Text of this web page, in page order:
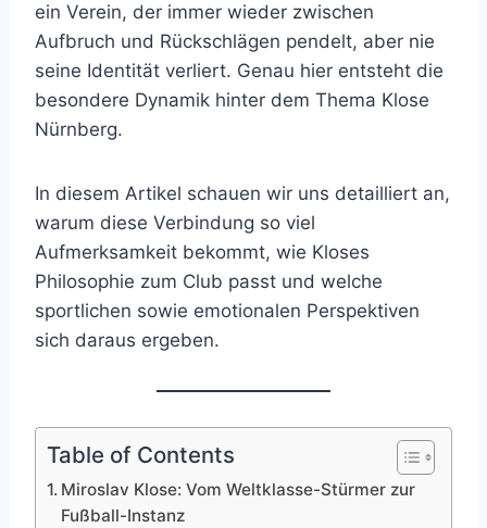
ein Verein, der immer wieder zwischen
Aufbruch und Rückschlägen pendelt, aber nie
seine Identität verliert. Genau hier entsteht die
besondere Dynamik hinter dem Thema Klose
Nürnberg.
In diesem Artikel schauen wir uns detailliert an,
warum diese Verbindung so viel
Aufmerksamkeit bekommt, wie Kloses
Philosophie zum Club passt und welche
sportlichen sowie emotionalen Perspektiven
sich daraus ergeben.
Table of Contents
Miroslav Klose: Vom Weltklasse-Stürmer zur
Fußball-Instanz